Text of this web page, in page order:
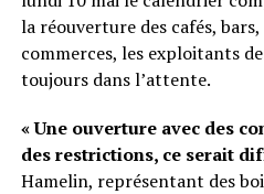
la réouverture des cafés,
commerces, les exploitants
toujours dans l’attente.
« Une ouverture avec des
des restrictions, ce serait
Hamelin, représentant des